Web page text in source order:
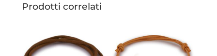
Prodotti correlati